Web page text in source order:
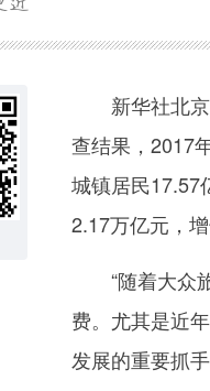
新华社北京8
查结果，2017
城镇居民17.57
2.17万亿元，
“随着大众旅
费。尤其是近
发展的重要抓